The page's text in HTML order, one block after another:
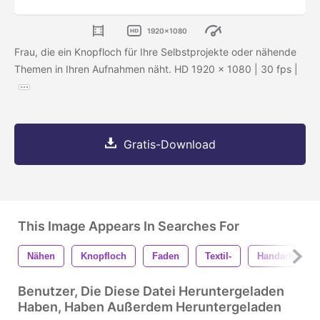
1920x1080
Frau, die ein Knopfloch für Ihre Selbstprojekte oder nähende
Themen in Ihren Aufnahmen näht. HD 1920 x 1080 | 30 fps |
Gratis-Download
This Image Appears In Searches For
Nähen Knopfloch Faden Textil- Handarbeit
Benutzer, Die Diese Datei Heruntergeladen
Haben, Haben Außerdem Heruntergeladen